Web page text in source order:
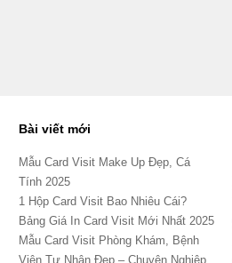
Bài viết mới
Mẫu Card Visit Make Up Đẹp, Cá
Tính 2025
1 Hộp Card Visit Bao Nhiêu Cái?
Bảng Giá In Card Visit Mới Nhất 2025
Mẫu Card Visit Phòng Khám, Bệnh
Viện Tư Nhân Đẹp – Chuyên Nghiệp